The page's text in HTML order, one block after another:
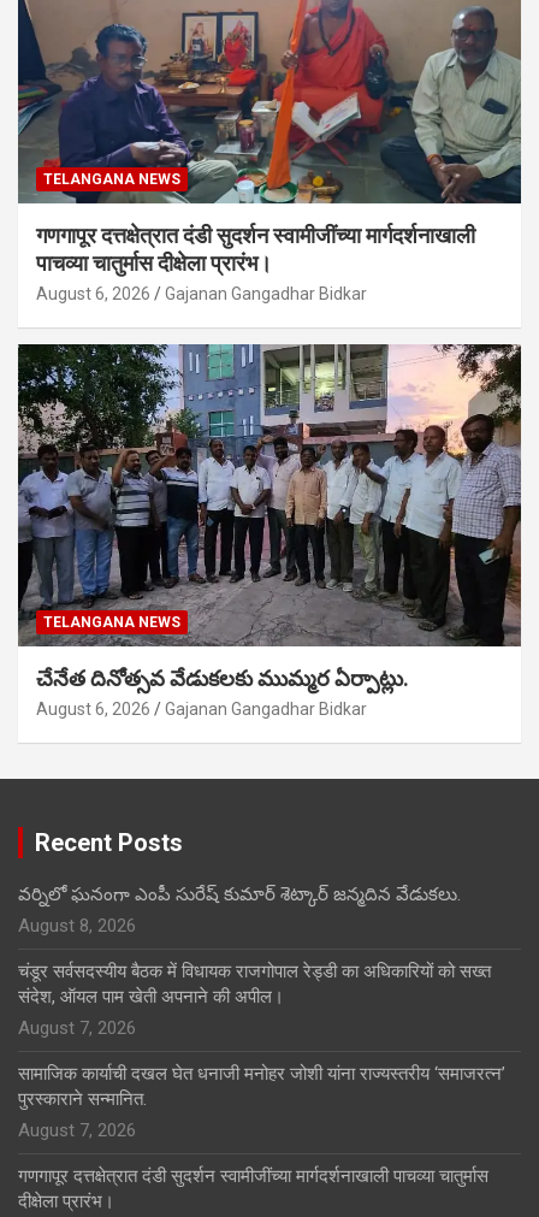
TELANGANA NEWS
गणगापूर दत्तक्षेत्रात दंडी सुदर्शन स्वामीजींच्या मार्गदर्शनाखाली
पाचव्या चातुर्मास दीक्षेला प्रारंभ।
August 6, 2026 Gajanan Gangadhar Bidkar
TELANGANA NEWS
చేనేత దినోత్సవ వేడుకలకు ముమ్మర ఏర్పాట్లు.
August 6, 2026 Gajanan Gangadhar Bidkar
Recent Posts
వర్నిలో ఘనంగా ఎంపీ సురేష్ కుమార్ శెట్కార్ జన్మదిన వేడుకలు.
August 8, 2026
चंडूर सर्वसदस्यीय बैठक में विधायक राजगोपाल रेड्डी का अधिकारियों को सख्त
संदेश, ऑयल पाम खेती अपनाने की अपील।
August 7, 2026
सामाजिक कार्याची दखल घेत धनाजी मनोहर जोशी यांना राज्यस्तरीय ‘समाजरत्न’
पुरस्काराने सन्मानित.
August 7, 2026
गणगापूर दत्तक्षेत्रात दंडी सुदर्शन स्वामीजींच्या मार्गदर्शनाखाली पाचव्या चातुर्मास
दीक्षेला प्रारंभ।